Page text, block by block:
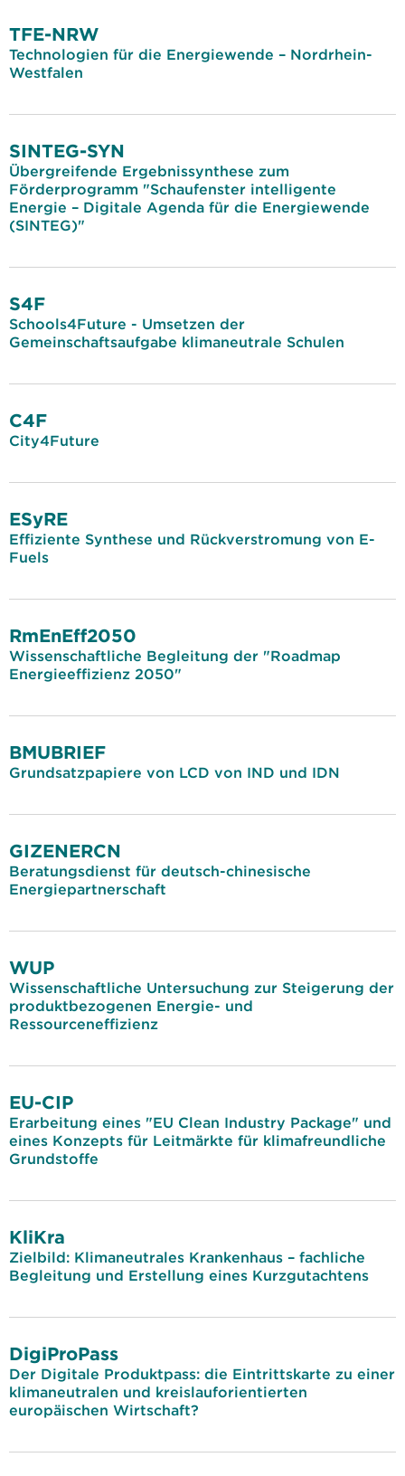
TFE-NRW
Technologien für die Energiewende – Nordrhein-
Westfalen
SINTEG-SYN
Übergreifende Ergebnissynthese zum
Förderprogramm "Schaufenster intelligente
Energie – Digitale Agenda für die Energiewende
(SINTEG)"
S4F
Schools4Future - Umsetzen der
Gemeinschaftsaufgabe klimaneutrale Schulen
C4F
City4Future
ESyRE
Effiziente Synthese und Rückverstromung von E-
Fuels
RmEnEff2050
Wissenschaftliche Begleitung der "Roadmap
Energieeffizienz 2050"
BMUBRIEF
Grundsatzpapiere von LCD von IND und IDN
GIZENERCN
Beratungsdienst für deutsch-chinesische
Energiepartnerschaft
WUP
Wissenschaftliche Untersuchung zur Steigerung der
produktbezogenen Energie- und
Ressourceneffizienz
EU-CIP
Erarbeitung eines "EU Clean Industry Package" und
eines Konzepts für Leitmärkte für klimafreundliche
Grundstoffe
KliKra
Zielbild: Klimaneutrales Krankenhaus – fachliche
Begleitung und Erstellung eines Kurzgutachtens
DigiProPass
Der Digitale Produktpass: die Eintrittskarte zu einer
klimaneutralen und kreislauforientierten
europäischen Wirtschaft?